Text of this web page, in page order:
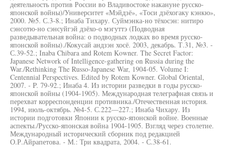
деятельность против России во Владивостоке накануне русско-
японской войны)/Университет «Мэйдзё», «Тоси дзёхогаку кэнкю»,
2000. №5. С.3-8.; Инаба Тихару. Суймэнка-но тёхосэн: нитиро
сэнсотю-но сэнсуйгэй дзёхо-о мэгуттэ (Подводная
разведывательная война: о подводных лодках во время русско-
японской войны)./Кокусай андзэн хосё. 2003, декабрь. Т.31, №3. -
С.39-52.; Inaba Chibara and Rotem Kowner. The Secret Factor:
Japanese Network of Intelligence-gathering on Russia during the
War./Rethinking The Russo-Japanese War, 1904-05. Volume I:
Centennial Perspectives. Edited by Rotem Kowner. Global Oriental,
2007. - P. 79-92.; Инаба 4. Из истории разведки в годы русско-
японской войны (1904-1905). Международная телеграфная связь и
перехват корреспонденции противника./Отечественная история.
1994, июль-октябрь. №4-5. С.222—227.; Инаба Чихару. Из
истории подготовки Японии к русско-японской войне. Военные
аспекты./Русско-японская война 1904-1905. Взгляд через столетие.
Международный исторический сборник под редакцией
О.Р.Айрапетова. - М.: Три квадрата, 2004. - С.38-61.